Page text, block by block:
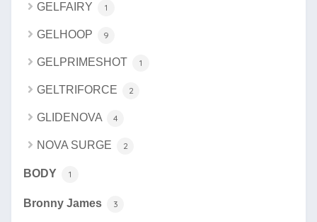
GELFAIRY 1
GELHOOP 9
GELPRIMESHOT 1
GELTRIFORCE 2
GLIDENOVA 4
NOVA SURGE 2
BODY 1
Bronny James 3